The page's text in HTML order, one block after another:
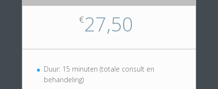
€27,50
Duur: 15 minuten (totale consult en
behandeling)